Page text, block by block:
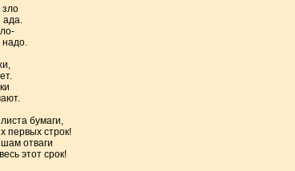
зло
бумаги,
первых строк!
отваги
этот срок!